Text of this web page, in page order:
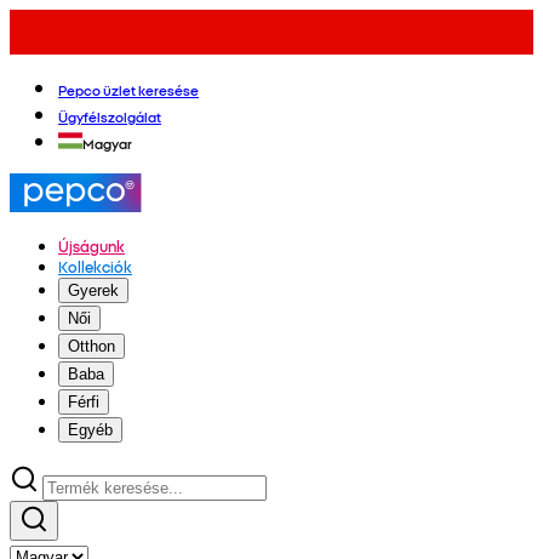
Pepco üzlet keresése
Ügyfélszolgálat
Magyar
Újságunk
Kollekciók
Gyerek
Női
Otthon
Baba
Férfi
Egyéb